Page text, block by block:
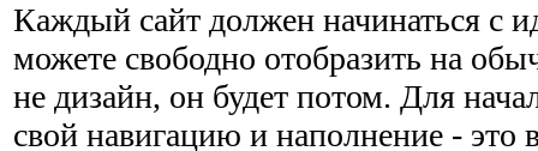
Каждый сайт должен начинаться с
можете свободно отобразить на
не дизайн, он будет потом. Для
свой навигацию и наполнение -